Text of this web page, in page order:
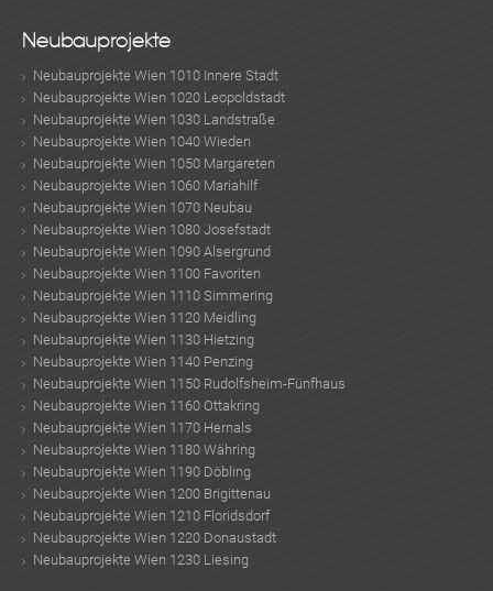
Neubauprojekte
Neubauprojekte Wien 1010 Innere Stadt
Neubauprojekte Wien 1020 Leopoldstadt
Neubauprojekte Wien 1030 Landstraße
Neubauprojekte Wien 1040 Wieden
Neubauprojekte Wien 1050 Margareten
Neubauprojekte Wien 1060 Mariahilf
Neubauprojekte Wien 1070 Neubau
Neubauprojekte Wien 1080 Josefstadt
Neubauprojekte Wien 1090 Alsergrund
Neubauprojekte Wien 1100 Favoriten
Neubauprojekte Wien 1110 Simmering
Neubauprojekte Wien 1120 Meidling
Neubauprojekte Wien 1130 Hietzing
Neubauprojekte Wien 1140 Penzing
Neubauprojekte Wien 1150 Rudolfsheim-Fünfhaus
Neubauprojekte Wien 1160 Ottakring
Neubauprojekte Wien 1170 Hernals
Neubauprojekte Wien 1180 Währing
Neubauprojekte Wien 1190 Döbling
Neubauprojekte Wien 1200 Brigittenau
Neubauprojekte Wien 1210 Floridsdorf
Neubauprojekte Wien 1220 Donaustadt
Neubauprojekte Wien 1230 Liesing